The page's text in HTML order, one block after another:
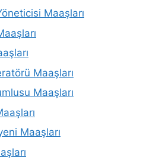
Maaşları
Maaşları
Maaşları
Maaşları